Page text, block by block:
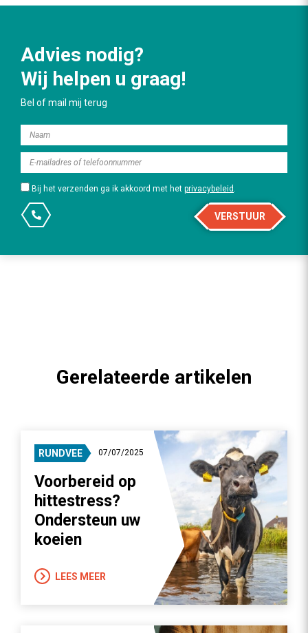
Advies nodig?
Wij helpen u graag!
Bel of mail mij terug
Bij het verzenden ga ik akkoord met het privacybeleid .
VERSTUUR
Gerelateerde artikelen
RUNDVEE 07/07/2025
Voorbereid op
hittestress?
Ondersteun uw
koeien
LEES MEER